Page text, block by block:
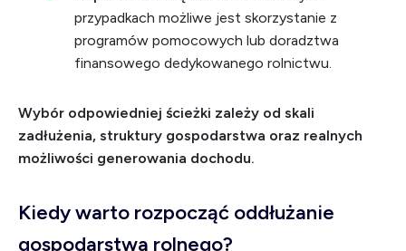
przypadkach możliwe jest skorzystanie z
programów pomocowych lub doradztwa
finansowego dedykowanego rolnictwu.
Wybór odpowiedniej ścieżki zależy od skali
zadłużenia, struktury gospodarstwa oraz realnych
możliwości generowania dochodu.
Kiedy warto rozpocząć oddłużanie
gospodarstwa rolnego?